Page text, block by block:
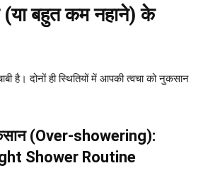
(या बहुत कम नहाने) के
है। दोनों ही स्थितियों में आपकी त्वचा को नुकसान
(Over-showering):
Shower Routine